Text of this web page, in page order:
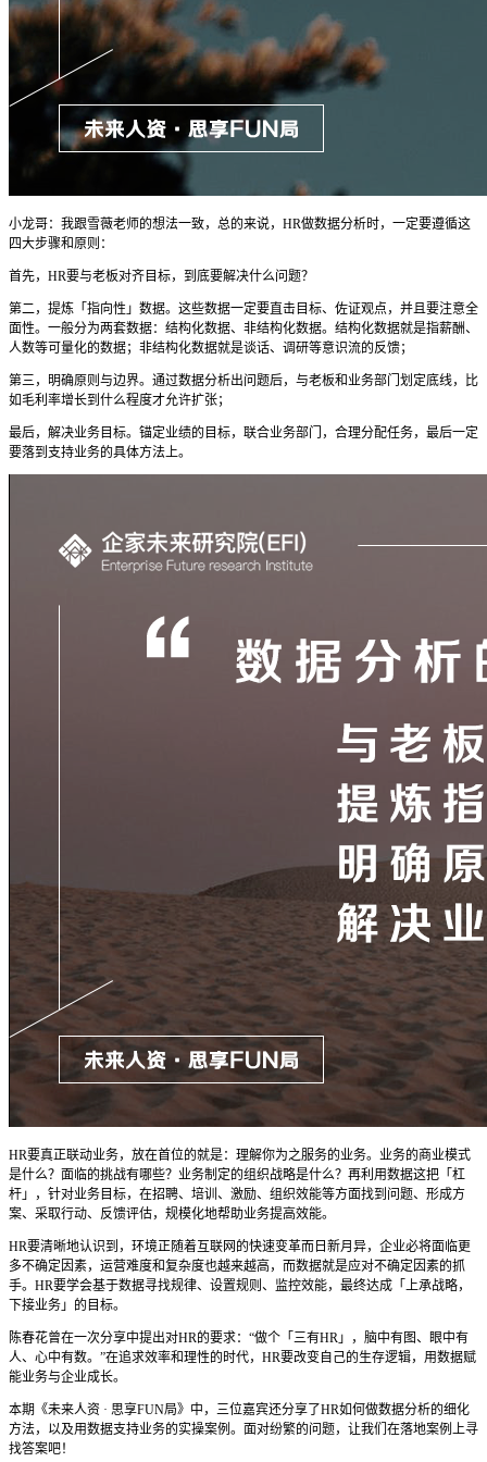
小龙哥：我跟雪薇老师的想法一致，总的来说，HR做数据分析时，一定要遵循这
四大步骤和原则：
首先，HR要与老板对齐目标，到底要解决什么问题？
第二，提炼「指向性」数据。这些数据一定要直击目标、佐证观点，并且要注意全
面性。一般分为两套数据：结构化数据、非结构化数据。结构化数据就是指薪酬、
人数等可量化的数据；非结构化数据就是谈话、调研等意识流的反馈；
第三，明确原则与边界。通过数据分析出问题后，与老板和业务部门划定底线，比
如毛利率增长到什么程度才允许扩张；
最后，解决业务目标。锚定业绩的目标，联合业务部门，合理分配任务，最后一定
要落到支持业务的具体方法上。
HR要真正联动业务，放在首位的就是：理解你为之服务的业务。业务的商业模式
是什么？面临的挑战有哪些？业务制定的组织战略是什么？再利用数据这把「杠
杆」，针对业务目标，在招聘、培训、激励、组织效能等方面找到问题、形成方
案、采取行动、反馈评估，规模化地帮助业务提高效能。
HR要清晰地认识到，环境正随着互联网的快速变革而日新月异，企业必将面临更
多不确定因素，运营难度和复杂度也越来越高，而数据就是应对不确定因素的抓
手。HR要学会基于数据寻找规律、设置规则、监控效能，最终达成「上承战略，
下接业务」的目标。
陈春花曾在一次分享中提出对HR的要求：“做个「三有HR」，脑中有图、眼中有
人、心中有数。”在追求效率和理性的时代，HR要改变自己的生存逻辑，用数据赋
能业务与企业成长。
本期《未来人资 · 思享FUN局》中，三位嘉宾还分享了HR如何做数据分析的细化
方法，以及用数据支持业务的实操案例。面对纷繁的问题，让我们在落地案例上寻
找答案吧！